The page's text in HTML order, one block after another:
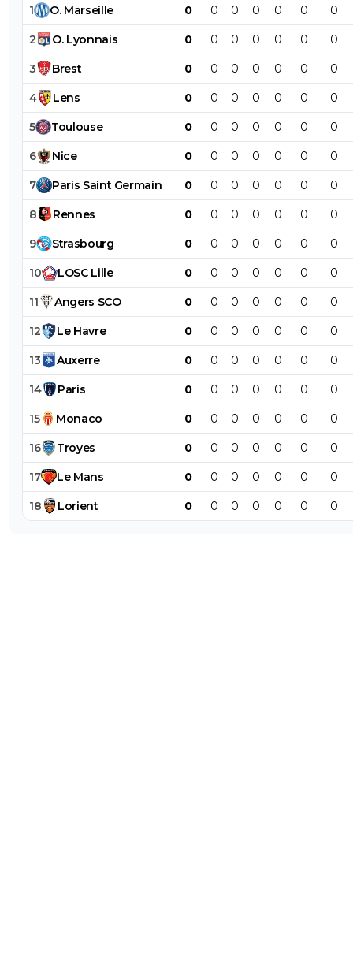
1 O. Marseille 0 0 0 0 0 0 0
2 O. Lyonnais 0 0 0 0 0 0 0
3 Brest 0 0 0 0 0 0 0
4 Lens 0 0 0 0 0 0 0
5 Toulouse 0 0 0 0 0 0 0
6 Nice 0 0 0 0 0 0 0
7 Paris Saint Germain 0 0 0 0 0 0 0
8 Rennes 0 0 0 0 0 0 0
9 Strasbourg 0 0 0 0 0 0 0
10 LOSC Lille 0 0 0 0 0 0 0
11 Angers SCO 0 0 0 0 0 0 0
12 Le Havre 0 0 0 0 0 0 0
13 Auxerre 0 0 0 0 0 0 0
14 Paris 0 0 0 0 0 0 0
15 Monaco 0 0 0 0 0 0 0
16 Troyes 0 0 0 0 0 0 0
17 Le Mans 0 0 0 0 0 0 0
18 Lorient 0 0 0 0 0 0 0